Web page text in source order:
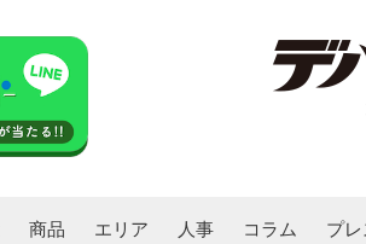
商品 エリア 人事 コラム プ